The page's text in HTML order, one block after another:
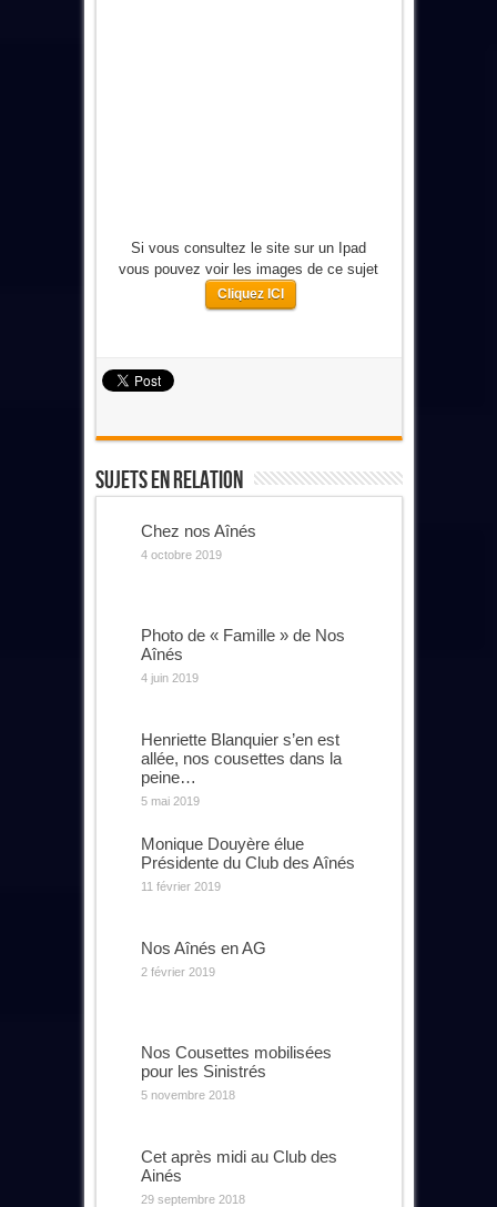
Si vous consultez le site sur un Ipad
vous pouvez voir les images de ce sujet
Cliquez ICI
Sujets En Relation
Chez nos Aînés
4 octobre 2019
Photo de « Famille » de Nos
Aînés
4 juin 2019
Henriette Blanquier s’en est
allée, nos cousettes dans la
peine…
5 mai 2019
Monique Douyère élue
Présidente du Club des Aînés
11 février 2019
Nos Aînés en AG
2 février 2019
Nos Cousettes mobilisées
pour les Sinistrés
5 novembre 2018
Cet après midi au Club des
Ainés
29 septembre 2018